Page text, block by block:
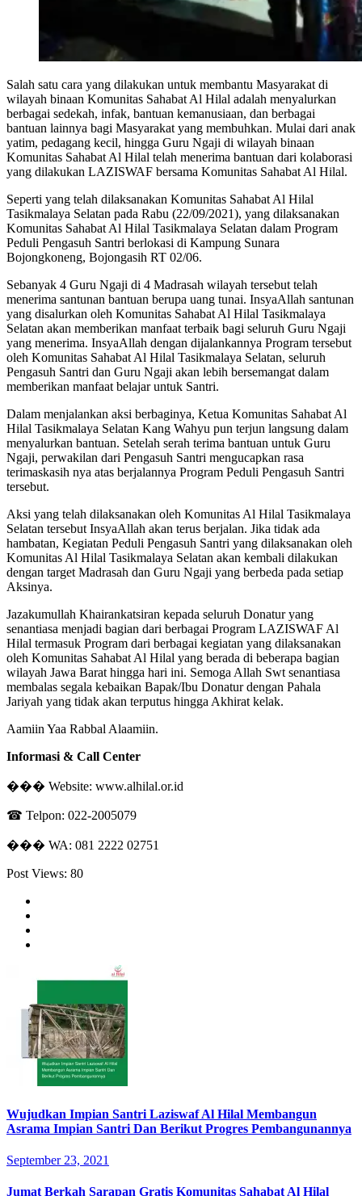
Salah satu cara yang dilakukan untuk membantu Masyarakat di
wilayah binaan Komunitas Sahabat Al Hilal adalah menyalurkan
berbagai sedekah, infak, bantuan kemanusiaan, dan berbagai
bantuan lainnya bagi Masyarakat yang membuhkan. Mulai dari anak
yatim, pedagang kecil, hingga Guru Ngaji di wilayah binaan
Komunitas Sahabat Al Hilal telah menerima bantuan dari kolaborasi
yang dilakukan LAZISWAF bersama Komunitas Sahabat Al Hilal.
Seperti yang telah dilaksanakan Komunitas Sahabat Al Hilal
Tasikmalaya Selatan pada Rabu (22/09/2021), yang dilaksanakan
Komunitas Sahabat Al Hilal Tasikmalaya Selatan dalam Program
Peduli Pengasuh Santri berlokasi di Kampung Sunara
Bojongkoneng, Bojongasih RT 02/06.
Sebanyak 4 Guru Ngaji di 4 Madrasah wilayah tersebut telah
menerima santunan bantuan berupa uang tunai. InsyaAllah santunan
yang disalurkan oleh Komunitas Sahabat Al Hilal Tasikmalaya
Selatan akan memberikan manfaat terbaik bagi seluruh Guru Ngaji
yang menerima. InsyaAllah dengan dijalankannya Program tersebut
oleh Komunitas Sahabat Al Hilal Tasikmalaya Selatan, seluruh
Pengasuh Santri dan Guru Ngaji akan lebih bersemangat dalam
memberikan manfaat belajar untuk Santri.
Dalam menjalankan aksi berbaginya, Ketua Komunitas Sahabat Al
Hilal Tasikmalaya Selatan Kang Wahyu pun terjun langsung dalam
menyalurkan bantuan. Setelah serah terima bantuan untuk Guru
Ngaji, perwakilan dari Pengasuh Santri mengucapkan rasa
terimaskasih nya atas berjalannya Program Peduli Pengasuh Santri
tersebut.
Aksi yang telah dilaksanakan oleh Komunitas Al Hilal Tasikmalaya
Selatan tersebut InsyaAllah akan terus berjalan. Jika tidak ada
hambatan, Kegiatan Peduli Pengasuh Santri yang dilaksanakan oleh
Komunitas Al Hilal Tasikmalaya Selatan akan kembali dilakukan
dengan target Madrasah dan Guru Ngaji yang berbeda pada setiap
Aksinya.
Jazakumullah Khairankatsiran kepada seluruh Donatur yang
senantiasa menjadi bagian dari berbagai Program LAZISWAF Al
Hilal termasuk Program dari berbagai kegiatan yang dilaksanakan
oleh Komunitas Sahabat Al Hilal yang berada di beberapa bagian
wilayah Jawa Barat hingga hari ini. Semoga Allah Swt senantiasa
membalas segala kebaikan Bapak/Ibu Donatur dengan Pahala
Jariyah yang tidak akan terputus hingga Akhirat kelak.
Aamiin Yaa Rabbal Alaamiin.
Informasi & Call Center
��� Website: www.alhilal.or.id
☎ Telpon: 022-2005079
��� WA: 081 2222 02751
Post Views: 80
Wujudkan Impian Santri Laziswaf Al Hilal Membangun
Asrama Impian Santri Dan Berikut Progres Pembangunannya
September 23, 2021
Jumat Berkah Sarapan Gratis Komunitas Sahabat Al Hilal